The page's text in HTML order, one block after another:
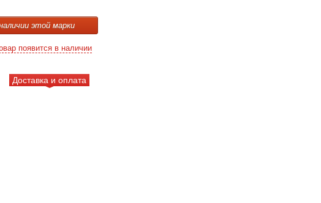
этой марки
появится в наличии
Доставка и оплата